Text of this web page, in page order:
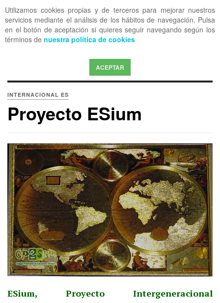
Utilizamos cookies propias y de terceros para mejorar nuestros
servicios mediante el análisis de los hábitos de navegación. Pulsa
en el botón de aceptación si quieres seguir navegando según los
términos de nuestra política de cookies
ACEPTAR
OFF CANVAS
INTERNACIONAL ES
Proyecto ESium
ESium, Proyecto Intergeneracional